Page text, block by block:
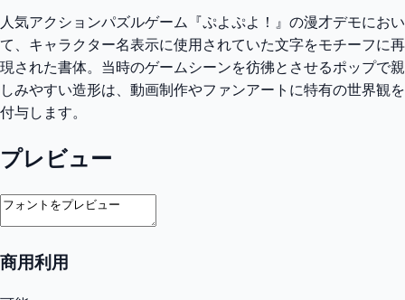
人気アクションパズルゲーム『ぷよぷよ！』の漫才デモにおい
て、キャラクター名表示に使用されていた文字をモチーフに再
現された書体。当時のゲームシーンを彷彿とさせるポップで親
しみやすい造形は、動画制作やファンアートに特有の世界観を
付与します。
プレビュー
商用利用